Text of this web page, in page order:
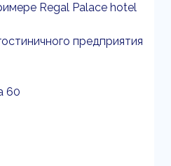
Regal Palace hotel
предприятия
60